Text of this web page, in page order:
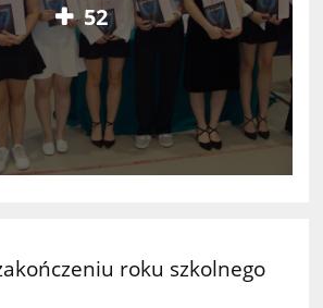
52
roku szkolnego